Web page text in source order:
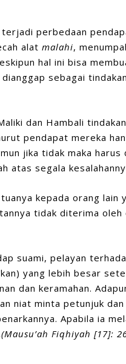
perbedaan
alatmalahi,
hal ini bisa
sebagai tindakan
dan Hambali
pendapat mereka
jika tidak maka harus
atas segala
kepada orang lain
tidak diterima oleh
suami, pelayan
yang lebih besar
dan keramahan.
niat minta petunjuk dan
Apabila ia
(Mausu’ah Fiqhiyah[17]: